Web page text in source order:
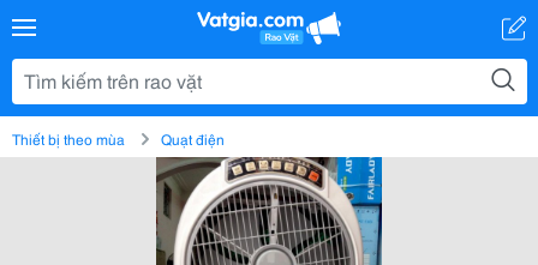
Thiết bị theo mùa Quạt điện